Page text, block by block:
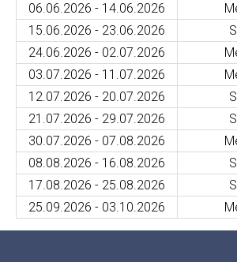
06.06.2026 - 14.06.2026
15.06.2026 - 23.06.2026
24.06.2026 - 02.07.2026
03.07.2026 - 11.07.2026
12.07.2026 - 20.07.2026
21.07.2026 - 29.07.2026
30.07.2026 - 07.08.2026
08.08.2026 - 16.08.2026
17.08.2026 - 25.08.2026
25.09.2026 - 03.10.2026